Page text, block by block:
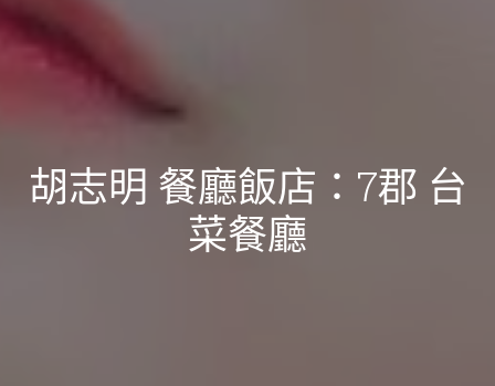
胡志明 餐廳飯店：7郡 台
菜餐廳